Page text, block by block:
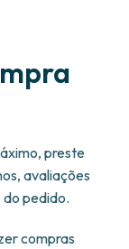
preste
avaliações
pedido.
compras